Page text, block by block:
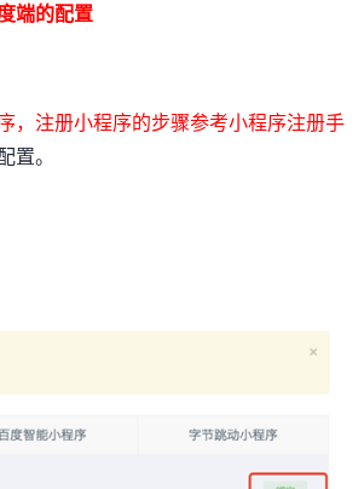
端的配置
，注册小程序的步骤参考小程序注册手
置。